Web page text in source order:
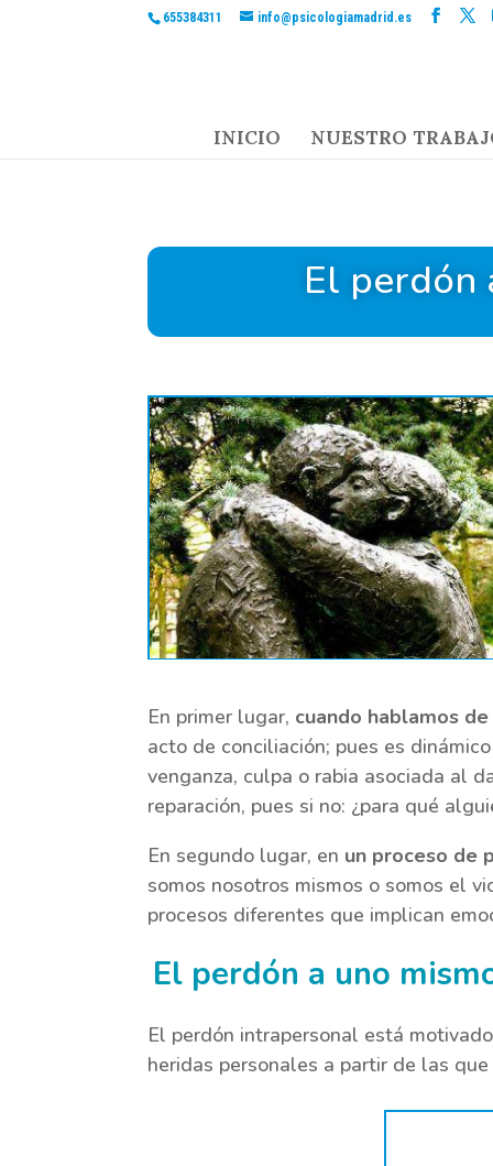
655384311 info@psicologiamadrid.es
INICIO NUESTRO
El perdón
En primer lugar, cuando hablamos
acto de conciliación; pues es
venganza, culpa o rabia asociada al
reparación, pues si no: ¿para qué
En segundo lugar, en un proceso de
somos nosotros mismos o somos el
procesos diferentes que implican
El perdón a uno
El perdón intrapersonal está
heridas personales a partir de las